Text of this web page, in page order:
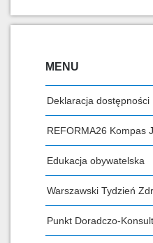
MENU
Deklaracja dostępności
REFORMA26 Kompas
Edukacja obywatelska
Warszawski Tydzień
Punkt Doradczo-